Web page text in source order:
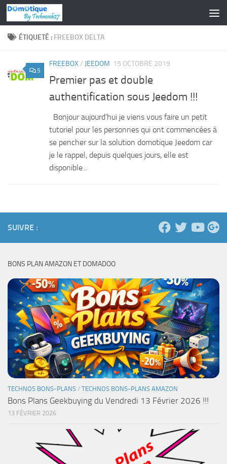
Skip to content
ÉTIQUETÉ : FREEBOX DELTA
5
FREEBOX/ JEEDOM 15 OCTOBRE 2019
Premier pas et double
authentification sous Jeedom !!!
Bonjour aujourd’hui je viens vous faire un petit
tutoriel pour les personnes qui ont commencées à
se pencher sur la solution domotique Jeedom car
je le rappel, depuis quelques jours, elle est
disponible...
SUIVRE :
BONS PLAN AMAZON ET DOMADOO
TECHNOS BONS-PLANS / TECHNOS BONS-PLANS AMAZON
Bons Plans Geekbuying du Vendredi 13 Février 2026 !!!
13 FÉVRIER 2026